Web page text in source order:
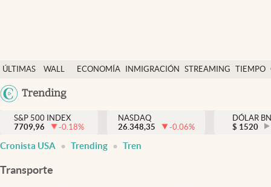
ÚLTIMAS
NOTICIAS
WALL
DÓLAR
ECONOMÍA INMIGRACIÓN STREAMING TIEMPO
México
Trending
Finanzas y economía
Wall Street y dólar
Inmigración
S&P 500 INDEX
7709,96
-0.18%
NASDAQ
26.348,35
-0.06%
DÓLAR
$ 1520
Cronista USA Trending Tren
Transporte